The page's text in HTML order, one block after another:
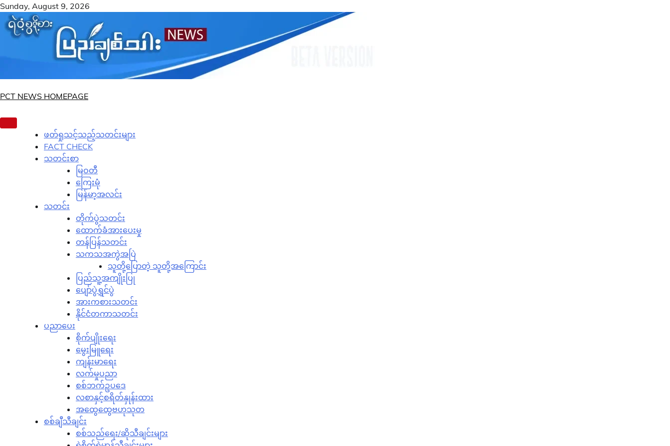
Skip
content
Sunday, August 9, 2026
PCT NEWS HOMEPAGE
ဖတ်ရှုသင့်သည့်သတင်းများ
FACT CHECK
သတင်းစာ
မြဝတီ
ကြေးမုံ
မြန်မာ့အလင်း
သတင်း
တိုက်ပွဲသတင်း
ထောက်ခံအားပေးမှု
တန်ပြန်သတင်း
သကသအကွဲအပြဲ
သူတို့ပြောတဲ့ သူတို့အကြောင်း
ပြည်သူ့အကျိုးပြု
ပျော်ပွဲရွှင်ပွဲ
အားကစားသတင်း
နိုင်ငံတကာသတင်း
ပညာပေး
စိုက်ပျိုးရေး
မွေးမြူရေး
ကျန်းမာရေး
လက်မှုပညာ
စစ်ဘက်ဥပဒေ
လစာနှင့်စရိတ်နှုန်းထား
အထွေထွေဗဟုသုတ
စစ်ချီသီချင်း
စစ်သည်ရေး/ဆိုသီချင်းများ